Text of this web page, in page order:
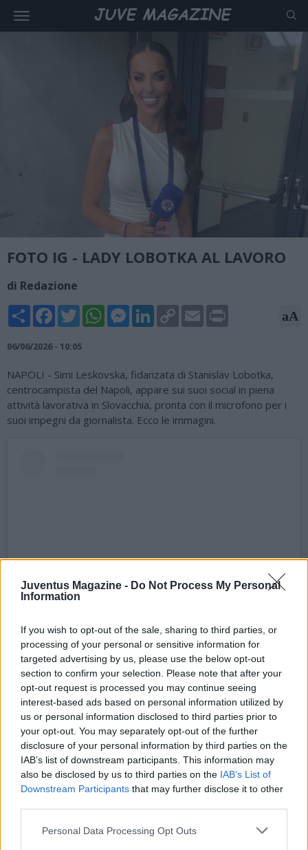
Juventus Magazine - Do Not Process My Personal
Information
If you wish to opt-out of the sale, sharing to third parties, or
processing of your personal or sensitive information for
targeted advertising by us, please use the below opt-out
section to confirm your selection. Please note that after your
opt-out request is processed you may continue seeing
interest-based ads based on personal information utilized by
us or personal information disclosed to third parties prior to
your opt-out. You may separately opt-out of the further
disclosure of your personal information by third parties on the
IAB’s list of downstream participants. This information may
also be disclosed by us to third parties on the IAB’s List of
Downstream Participants that may further disclose it to other
Personal Data Processing Opt Outs
FOTO IG - LADY LOBOTKA AL LAVORO
di Redazione
Share FacebookTwitterWhatsAppMessengerLinkedInCopy
Link
Email aA
06/06/2026 - 10:05
NAPOLI - Simi Leskovska, fidanzata di Stanislav Lobotka,
centrocampista del Napoli, appare sui suoi social in piena
attività lavorativa in Slovacchia, pronta con il microfono per i
suoi impegni da giornalista. Ecco le immagini.
Visualizza questo post su Instagram
Un post condiviso da Napoli Magazine (@napolimagazine)